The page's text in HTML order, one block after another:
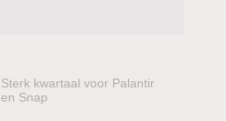
Sterk kwartaal voor Palantir
en Snap